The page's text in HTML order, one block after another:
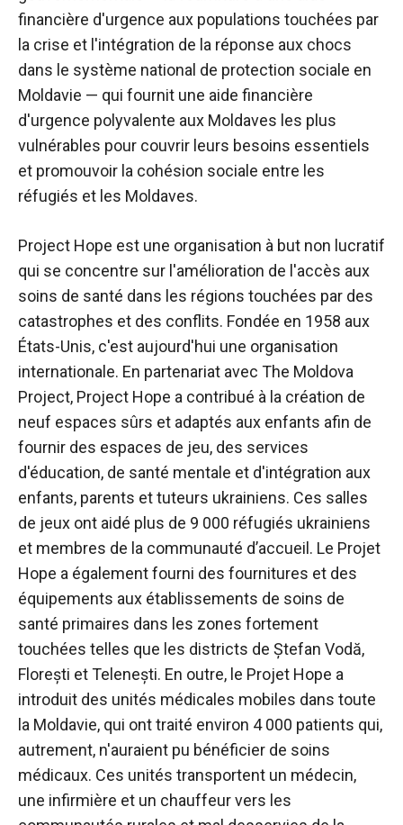
financière d'urgence aux populations touchées par
la crise et l'intégration de la réponse aux chocs
dans le système national de protection sociale en
Moldavie — qui fournit une aide financière
d'urgence polyvalente aux Moldaves les plus
vulnérables pour couvrir leurs besoins essentiels
et promouvoir la cohésion sociale entre les
réfugiés et les Moldaves.
Project Hope est une organisation à but non lucratif
qui se concentre sur l'amélioration de l'accès aux
soins de santé dans les régions touchées par des
catastrophes et des conflits. Fondée en 1958 aux
États-Unis, c'est aujourd'hui une organisation
internationale. En partenariat avec The Moldova
Project, Project Hope a contribué à la création de
neuf espaces sûrs et adaptés aux enfants afin de
fournir des espaces de jeu, des services
d'éducation, de santé mentale et d'intégration aux
enfants, parents et tuteurs ukrainiens. Ces salles
de jeux ont aidé plus de 9 000 réfugiés ukrainiens
et membres de la communauté d’accueil. Le Projet
Hope a également fourni des fournitures et des
équipements aux établissements de soins de
santé primaires dans les zones fortement
touchées telles que les districts de Ștefan Vodă,
Florești et Telenești. En outre, le Projet Hope a
introduit des unités médicales mobiles dans toute
la Moldavie, qui ont traité environ 4 000 patients qui,
autrement, n'auraient pu bénéficier de soins
médicaux. Ces unités transportent un médecin,
une infirmière et un chauffeur vers les